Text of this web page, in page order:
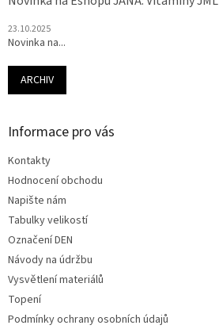
23.10.2025
Novinka na...
ARCHIV
Informace pro vás
Kontakty
Hodnocení obchodu
Napište nám
Tabulky velikostí
Označení DEN
Návody na údržbu
Vysvětlení materiálů
Topení
Podmínky ochrany osobních údajů